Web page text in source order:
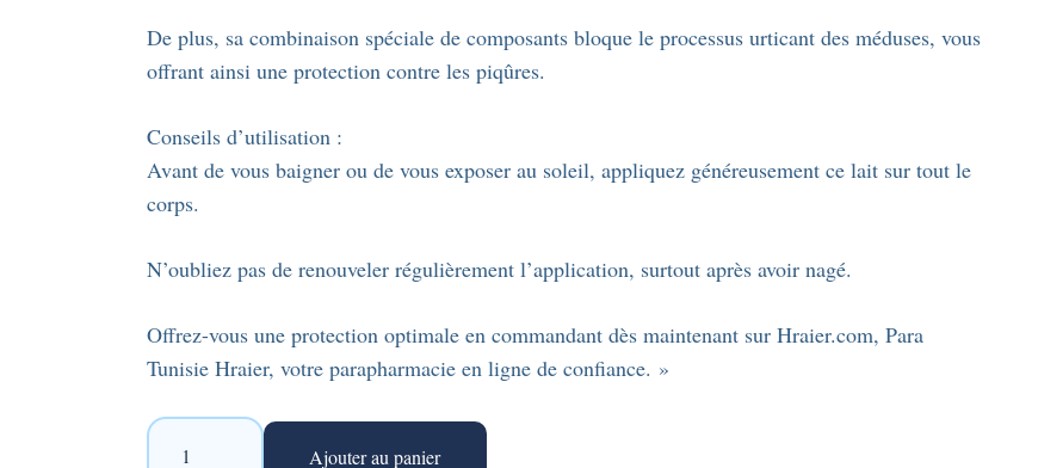
De plus, sa combinaison spéciale de composants bloque le processus urticant des méduses, vous
offrant ainsi une protection contre les piqûres.
Conseils d’utilisation :
Avant de vous baigner ou de vous exposer au soleil, appliquez généreusement ce lait sur tout le
corps.
N’oubliez pas de renouveler régulièrement l’application, surtout après avoir nagé.
Offrez-vous une protection optimale en commandant dès maintenant sur Hraier.com, Para
Tunisie Hraier, votre parapharmacie en ligne de confiance. »
quantité
Ajouter au panier